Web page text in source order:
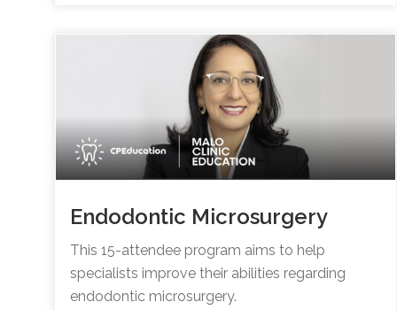
Endodontic Microsurgery
This 15-attendee program aims to help
specialists improve their abilities regarding
endodontic microsurgery.